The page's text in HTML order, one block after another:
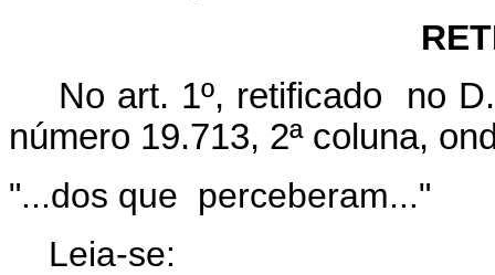
No art. 1º, retificado no
número 19.713, 2ª coluna,
"...dos que perceberam..."
Leia-se: